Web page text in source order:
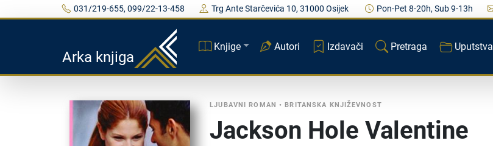
031/219-655, 099/22-13-458 Trg Ante Starčevića 10, 31000 Osijek Pon-Pet 8-20h, Sub 9-13h
Arka knjiga
Knjige Autori Izdavači Pretraga Uputstva
LJUBAVNI ROMAN •BRITANSKA KNJIŽEVNOST
Jackson Hole Valentine